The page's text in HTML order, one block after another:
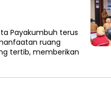
Payakumbuh terus
ruang
tertib, memberikan